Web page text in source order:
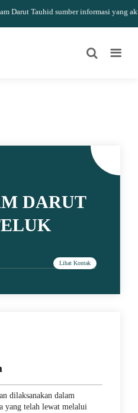
Darut Tauhid sumber informasi yang
DARUT
dilaksanakan dalam
yang telah lewat melalui